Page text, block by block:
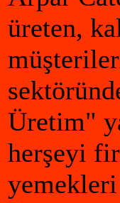
üreten,
Üretim"
herşeyi
yemekleri